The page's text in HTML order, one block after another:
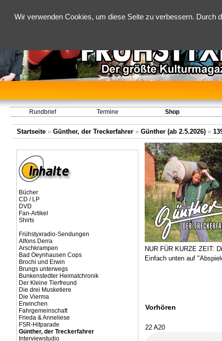
Wir verwenden Cookies, um diese Seite zu verbessern.
Rundbrief Termine Shop
Startseite» Günther, der Treckerfahrer» Günther (ab 2.5.2026)»
Bücher
CD / LP
DVD
Fan-Artikel
Shirts
Frühstyxradio-Sendungen
Alfons Derra
Arschkrampen
Bad Oeynhausen Cops
Brochi und Erwin
Brungs unterwegs
Bunkenstedter Heimatchronik
Der Kleine Tierfreund
Die drei Musketiere
Die Vierma
Erwinchen
Fahrgemeinschaft
Frieda & Anneliese
FSR-Hitparade
Günther, der Treckerfahrer
Interviewstudio
NUR FÜR KURZE ZEIT:
Einfach unten auf
Vorhören
22 A20